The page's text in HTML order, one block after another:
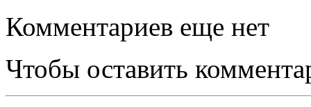
Комментариев еще нет
Чтобы оставить